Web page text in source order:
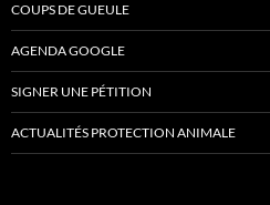
COUPS DE GUEULE
AGENDA GOOGLE
SIGNER UNE PÉTITION
ACTUALITÉS PROTECTION ANIMALE